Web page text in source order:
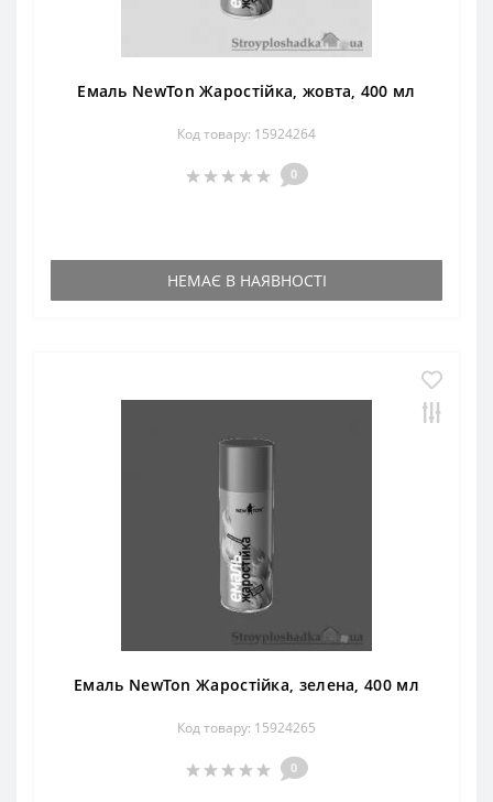
Емаль NewTon Жаростійка, жовта, 400 мл
Код товару: 15924264
0
НЕМАЄ В НАЯВНОСТІ
Емаль NewTon Жаростійка, зелена, 400 мл
Код товару: 15924265
0